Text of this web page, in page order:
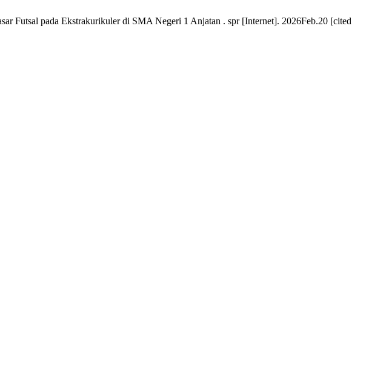
Futsal pada Ekstrakurikuler di SMA Negeri 1 Anjatan . spr [Internet]. 2026Feb.20 [cited